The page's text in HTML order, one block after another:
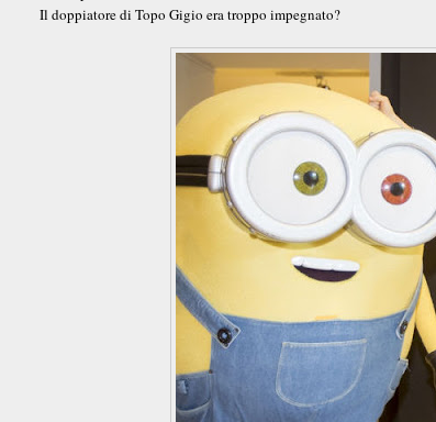
Il doppiatore di Topo Gigio era troppo impegnato?